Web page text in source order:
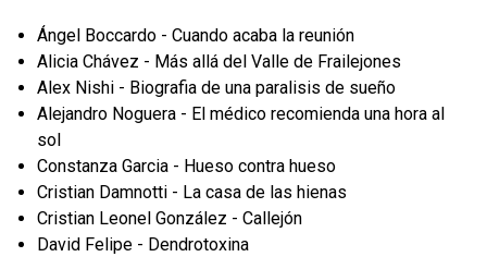
Ángel Boccardo - Cuando acaba la reunión
Alicia Chávez - Más allá del Valle de Frailejones
Alex Nishi - Biografia de una paralisis de sueño
Alejandro Noguera - El médico recomienda una hora al
sol
Constanza Garcia - Hueso contra hueso
Cristian Damnotti - La casa de las hienas
Cristian Leonel González - Callejón
David Felipe - Dendrotoxina